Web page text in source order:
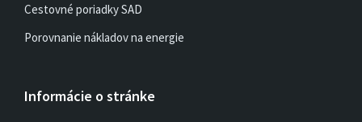
Cestovné poriadky SAD
Porovnanie nákladov na energie
Informácie o stránke